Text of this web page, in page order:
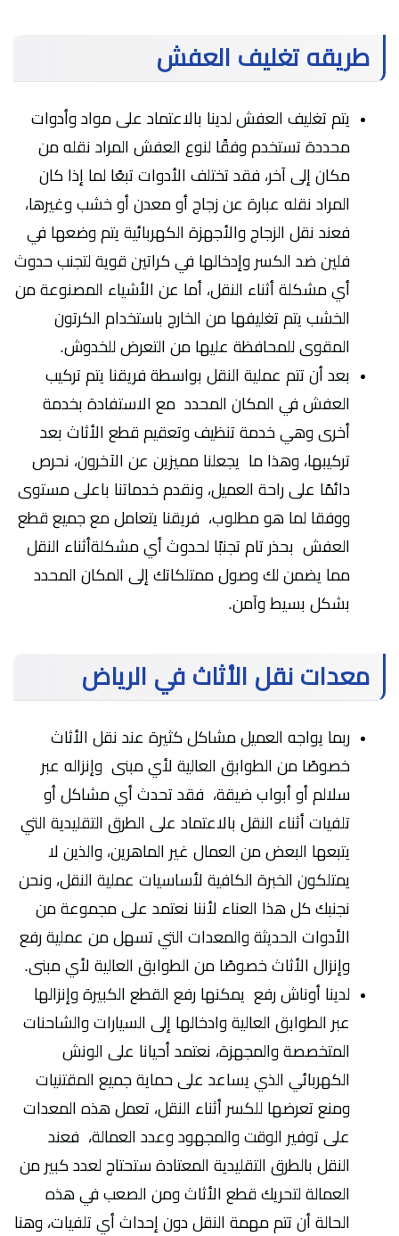
طريقه تغليف العفش
يتم تغليف العفش لدينا بالاعتماد على مواد وأدوات
محددة تستخدم وفقًا لنوع العفش المراد نقله من
مكان إلى آخر، فقد تختلف الأدوات تبعًا لما إذا كان
المراد نقله عبارة عن زجاج أو معدن أو خشب وغيرها،
فعند نقل الزجاج والأجهزة الكهربائية يتم وضعها في
فلين ضد الكسر وإدخالها في كراتين قوية لتجنب حدوث
أي مشكلة أثناء النقل، أما عن الأشياء المصنوعة من
الخشب يتم تغليفها من الخارج باستخدام الكرتون
المقوى للمحافظة عليها من التعرض للخدوش.
بعد أن تتم عملية النقل بواسطة فريقنا يتم تركيب
العفش في المكان المحدد مع الاستفادة بخدمة
أخرى وهي خدمة تنظيف وتعقيم قطع الأثاث بعد
تركيبها، وهذا ما يجعلنا مميزين عن الآخرون، نحرص
دائمًا على راحة العميل، ونقدم خدماتنا باعلى مستوى
ووفقا لما هو مطلوب، فريقنا يتعامل مع جميع قطع
العفش بحذر تام تجنبًا لحدوث أي مشكلةأثناء النقل
مما يضمن لك وصول ممتلكاتك إلى المكان المحدد
بشكل بسيط وآمن.
معدات نقل الأثاث في الرياض
ربما يواجه العميل مشاكل كثيرة عند نقل الأثاث
خصوصًا من الطوابق العالية لأي مبنى وإنزاله عبر
سلالم أو أبواب ضيقة، فقد تحدث أي مشاكل أو
تلفيات أثناء النقل بالاعتماد على الطرق التقليدية التي
يتبعها البعض من العمال غير الماهرين، والذين لا
يمتلكون الخبرة الكافية لأساسيات عملية النقل، ونحن
نجنبك كل هذا العناء لأننا نعتمد على مجموعة من
الأدوات الحديثة والمعدات التي تسهل من عملية رفع
وإنزال الأثاث خصوصًا من الطوابق العالية لأي مبنى.
لدينا أوناش رفع يمكنها رفع القطع الكبيرة وإنزالها
عبر الطوابق العالية وادخالها إلى السيارات والشاحنات
المتخصصة والمجهزة، نعتمد أحيانا على الونش
الكهربائي الذي يساعد على حماية جميع المقتنيات
ومنع تعرضها للكسر أثناء النقل، تعمل هذه المعدات
على توفير الوقت والمجهود وعدد العمالة، فعند
النقل بالطرق التقليدية المعتادة ستحتاج لعدد كبير من
العمالة لتحريك قطع الأثاث ومن الصعب في هذه
الحالة أن تتم مهمة النقل دون إحداث أي تلفيات، وهنا